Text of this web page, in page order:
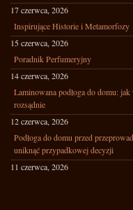
17 czerwca, 2026
Inspirujące Historie i Metamorfozy
15 czerwca, 2026
Poradnik Perfumeryjny
14 czerwca, 2026
Laminowana podłoga do domu:
rozsądnie
12 czerwca, 2026
Podłoga do domu przed
uniknąć przypadkowej decyzji
11 czerwca, 2026